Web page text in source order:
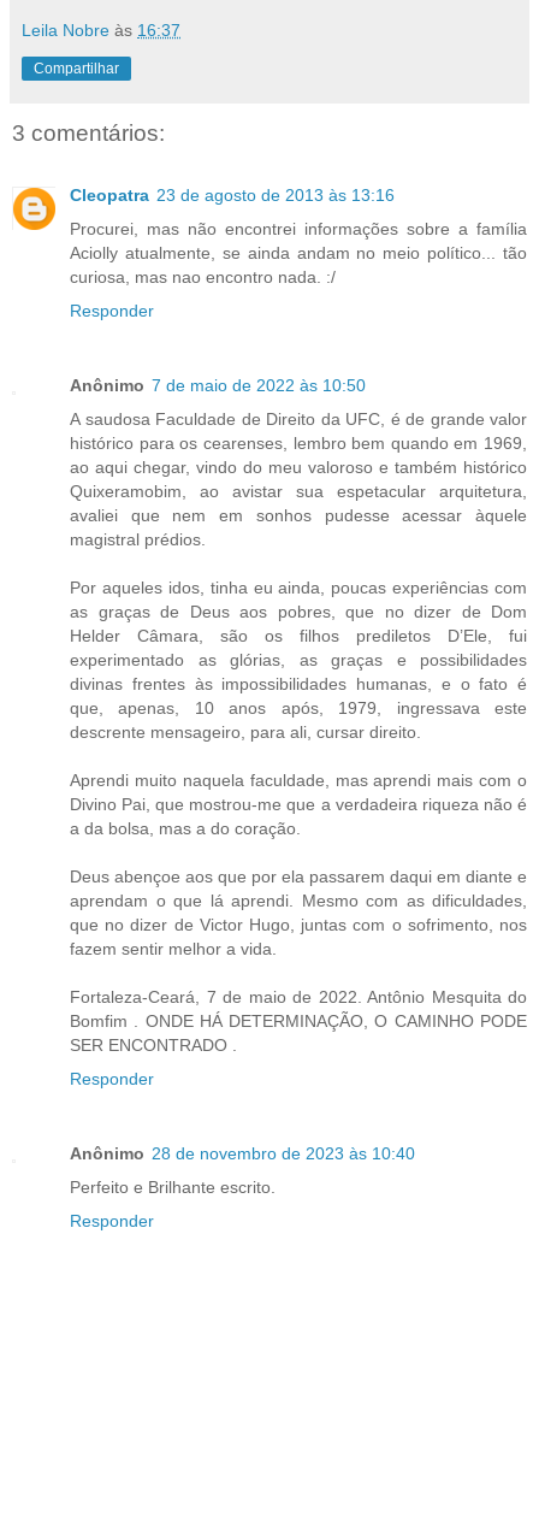
Leila Nobre às 16:37
Compartilhar
3 comentários:
Cleopatra 23 de agosto de 2013 às 13:16
Procurei, mas não encontrei informações sobre a família
Aciolly atualmente, se ainda andam no meio político... tão
curiosa, mas nao encontro nada. :/
Responder
Anônimo 7 de maio de 2022 às 10:50
A saudosa Faculdade de Direito da UFC, é de grande valor
histórico para os cearenses, lembro bem quando em 1969,
ao aqui chegar, vindo do meu valoroso e também histórico
Quixeramobim, ao avistar sua espetacular arquitetura,
avaliei que nem em sonhos pudesse acessar àquele
magistral prédios.
Por aqueles idos, tinha eu ainda, poucas experiências com
as graças de Deus aos pobres, que no dizer de Dom
Helder Câmara, são os filhos prediletos D’Ele, fui
experimentado as glórias, as graças e possibilidades
divinas frentes às impossibilidades humanas, e o fato é
que, apenas, 10 anos após, 1979, ingressava este
descrente mensageiro, para ali, cursar direito.
Aprendi muito naquela faculdade, mas aprendi mais com o
Divino Pai, que mostrou-me que a verdadeira riqueza não é
a da bolsa, mas a do coração.
Deus abençoe aos que por ela passarem daqui em diante e
aprendam o que lá aprendi. Mesmo com as dificuldades,
que no dizer de Victor Hugo, juntas com o sofrimento, nos
fazem sentir melhor a vida.
Fortaleza-Ceará, 7 de maio de 2022. Antônio Mesquita do
Bomfim . ONDE HÁ DETERMINAÇÃO, O CAMINHO PODE
SER ENCONTRADO .
Responder
Anônimo 28 de novembro de 2023 às 10:40
Perfeito e Brilhante escrito.
Responder